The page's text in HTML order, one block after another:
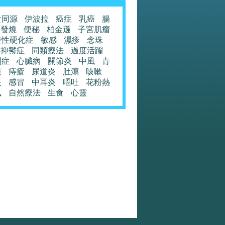
源 伊波拉 癌症 乳癌
腸
發燒
便秘 柏金遜
子宮肌瘤
硬化症
敏感 濕疹
念珠
抑鬱症
同類療法
過度活躍
心臟病 關節炎 中風
青
痔瘡 尿道炎 肚瀉
咳嗽
感冒 中耳炎 嘔吐
花粉熱
自然療法 生食 心靈